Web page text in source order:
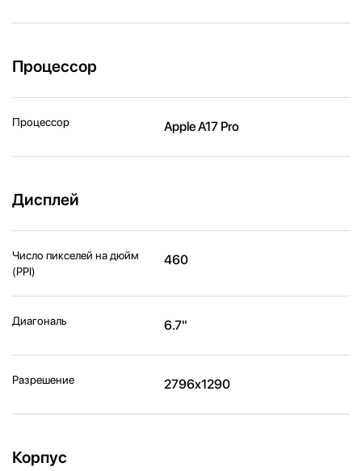
Процессор
Процессор Apple A17 Pro
Дисплей
Число пикселей на дюйм
(PPI)
460
Диагональ 6.7"
Разрешение 2796x1290
Корпус